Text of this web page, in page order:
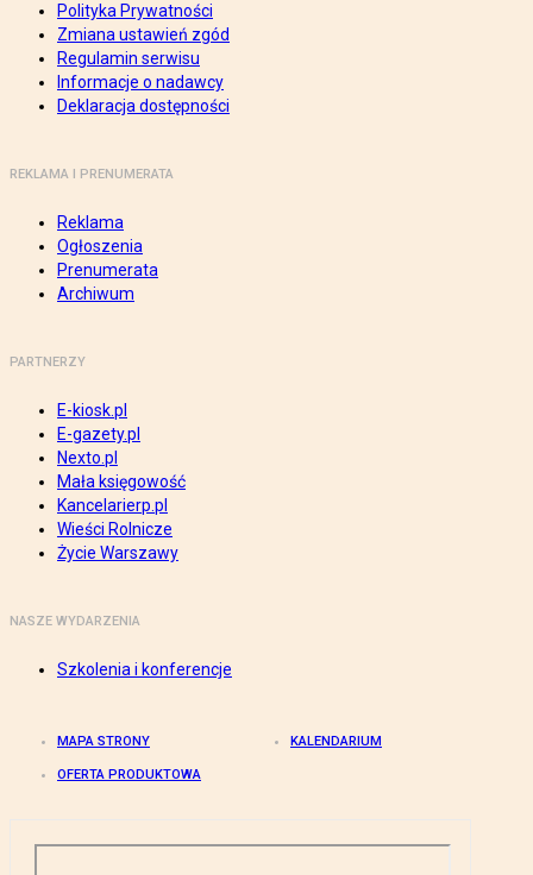
Polityka Prywatności
Zmiana ustawień zgód
Regulamin serwisu
Informacje o nadawcy
Deklaracja dostępności
REKLAMA I PRENUMERATA
Reklama
Ogłoszenia
Prenumerata
Archiwum
PARTNERZY
E-kiosk.pl
E-gazety.pl
Nexto.pl
Mała księgowość
Kancelarierp.pl
Wieści Rolnicze
Życie Warszawy
NASZE WYDARZENIA
Szkolenia i konferencje
MAPA STRONY KALENDARIUM
OFERTA PRODUKTOWA